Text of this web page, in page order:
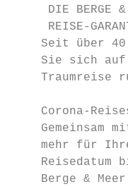
DIE BERGE &
REISE-
Seit über
Sie sich
Traumreise
Corona-
Gemeinsam
mehr für
Reisedatum
Berge &